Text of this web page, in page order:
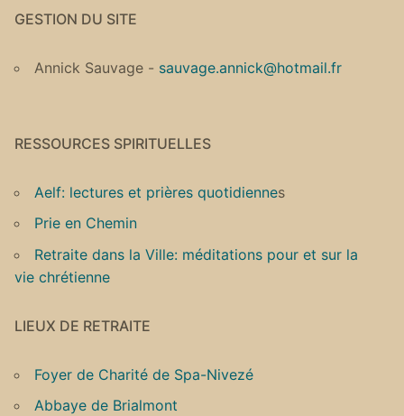
GESTION DU SITE
Annick Sauvage - sauvage.annick@hotmail.fr
RESSOURCES SPIRITUELLES
Aelf: lectures et prières quotidiennes
Prie en Chemin
Retraite dans la Ville: méditations pour et sur la
vie chrétienne
LIEUX DE RETRAITE
Foyer de Charité de Spa-Nivezé
Abbaye de Brialmont